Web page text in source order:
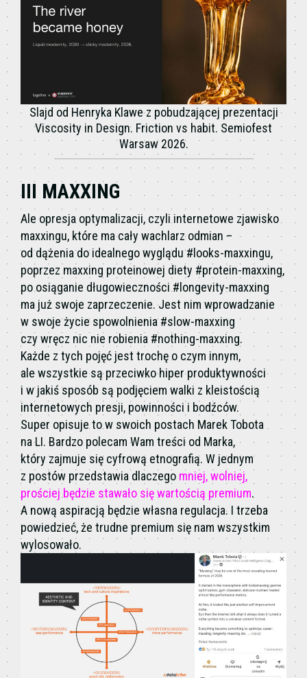
Slajd od Henryka Klawe z pobudzającej prezentacji
Viscosity in Design. Friction vs habit. Semiofest
Warsaw 2026.
III MAXXING
Ale opresja optymalizacji, czyli internetowe zjawisko
maxxingu, które ma cały wachlarz odmian –
od dążenia do idealnego wyglądu #looks-maxxingu,
poprzez maxxing proteinowej diety #protein-maxxing,
po osiąganie długowieczności #longevity-maxxing
ma już swoje zaprzeczenie. Jest nim wprowadzanie
w swoje życie spowolnienia #slow-maxxing
czy wręcz nic nie robienia #nothing-maxxing.
Każde z tych pojęć jest trochę o czym innym,
ale wszystkie są przeciwko hiper produktywności
i w jakiś sposób są podjęciem walki z kleistością
internetowych presji, powinności i bodźców.
Super opisuje to w swoich postach Marek Tobota
na LI. Bardzo polecam Wam treści od Marka,
który zajmuje się cyfrową etnografią. W jednym
z postów przedstawia dlaczego mniej, wolniej,
prościej będzie stawało się wartością premium.
A nową aspiracją będzie własna regulacja. I trzeba
powiedzieć, że trudne premium się nam wszystkim
wylosowało.